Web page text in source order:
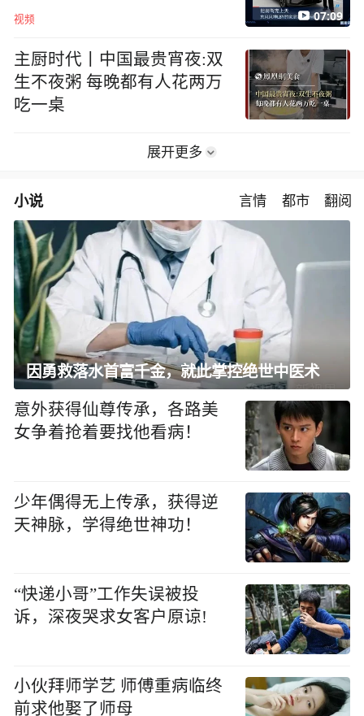
视频 07:09
主厨时代丨中国最贵宵夜:双
生不夜粥 每晚都有人花两万
吃一桌
展开更多
小说 言情 都市 翻阅
因勇救落水首富千金，就此掌控绝世中医术
意外获得仙尊传承，各路美
女争着抢着要找他看病！
少年偶得无上传承，获得逆
天神脉，学得绝世神功！
“快递小哥”工作失误被投
诉，深夜哭求女客户原谅!
小伙拜师学艺 师傅重病临终
前求他娶了师母